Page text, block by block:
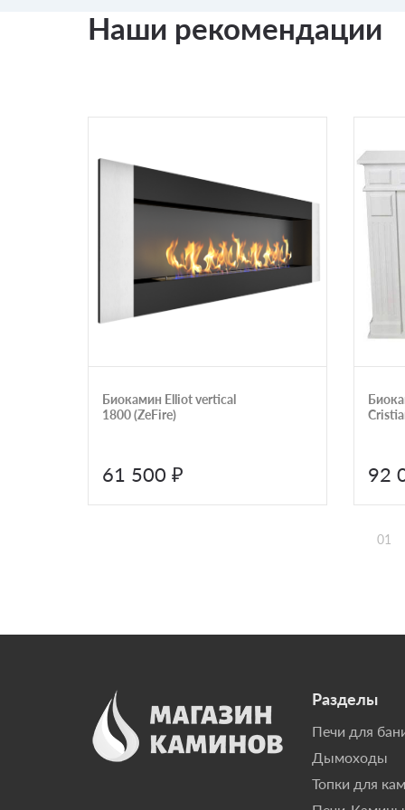
Наши рекомендации
Биокамин Elliot vertical
1800 (ZeFire)
61 500 ₽ 92
01
Разделы
Печи для
Дымоходы
Топки для